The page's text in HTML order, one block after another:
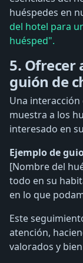
huéspedes en
del hotel para
huésped".
5. Ofrecer
guión de
Una
muestra a los
interesado en
Ejemplo de
[Nombre del
todo en su
en lo que
Este
atención,
valorados y